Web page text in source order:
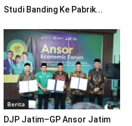
Studi Banding Ke Pabrik...
Berita
DJP Jatim–GP Ansor Jatim